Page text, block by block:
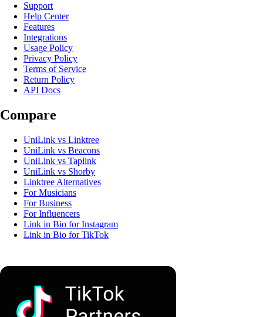
Support
Help Center
Features
Integrations
Usage Policy
Privacy Policy
Terms of Service
Return Policy
API Docs
Compare
UniLink vs Linktree
UniLink vs Beacons
UniLink vs Taplink
UniLink vs Shorby
Linktree Alternatives
For Musicians
For Business
For Influencers
Link in Bio for Instagram
Link in Bio for TikTok